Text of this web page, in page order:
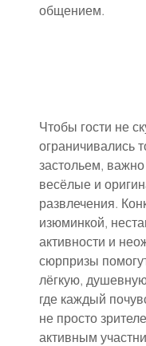
общением.
Чтобы гости не
ограничивались
застольем,
весёлые и
развлечения.
изюминкой,
активности и
сюрпризы
лёгкую,
где каждый
не просто
активным